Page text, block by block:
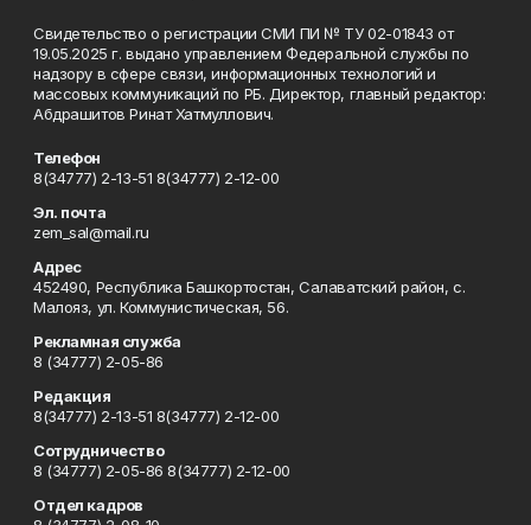
Свидетельство о регистрации СМИ ПИ № ТУ 02-01843 от
19.05.2025 г. выдано управлением Федеральной службы по
надзору в сфере связи, информационных технологий и
массовых коммуникаций по РБ. Директор, главный редактор:
Абдрашитов Ринат Хатмуллович.
Телефон
8(34777) 2-13-51 8(34777) 2-12-00
Эл. почта
zem_sal@mail.ru
Адрес
452490, Республика Башкортостан, Салаватский район, с.
Малояз, ул. Коммунистическая, 56.
Рекламная служба
8 (34777) 2-05-86
Редакция
8(34777) 2-13-51 8(34777) 2-12-00
Сотрудничество
8 (34777) 2-05-86 8(34777) 2-12-00
Отдел кадров